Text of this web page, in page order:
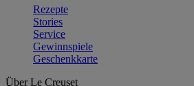
Rezepte
Stories
Service
Gewinnspiele
Geschenkkarte
Über Le Creuset